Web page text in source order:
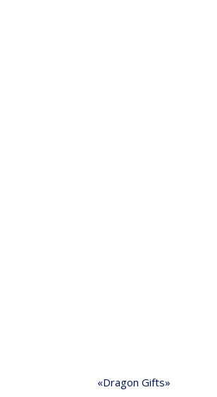
«Dragon Gifts»